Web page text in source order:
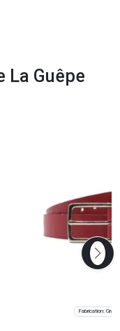
La Guêpe
Fabrication: